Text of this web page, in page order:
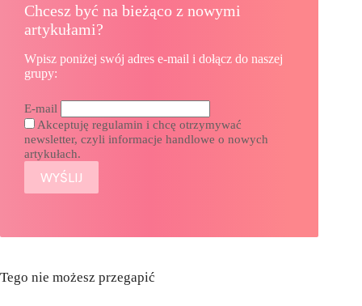
Chcesz być na bieżąco z nowymi
artykułami?
Wpisz poniżej swój adres e-mail i dołącz do naszej
grupy:
E-mail
Akceptuję regulamin i chcę otrzymywać
newsletter, czyli informacje handlowe o nowych
artykułach.
Tego nie możesz przegapić